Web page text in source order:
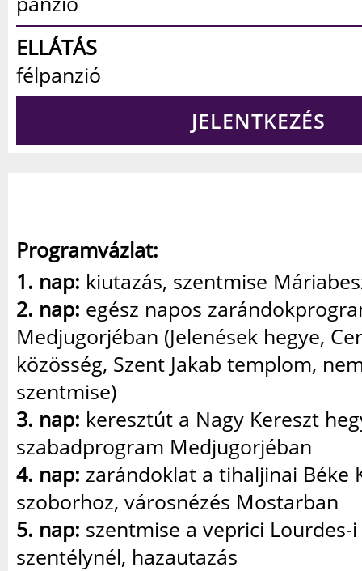
ELLÁTÁS
félpanzió
JELENTKEZÉS
Programvázlat:
1. nap: kiutazás, szentmise
2. nap: egész napos
Medjugorjéban (Jelenések hegye,
közösség, Szent Jakab templom,
szentmise)
3. nap: keresztút a Nagy Kereszt
szabadprogram Medjugorjéban
4. nap: zarándoklat a tihaljinai Béke
szoborhoz, városnézés Mostarban
5. nap: szentmise a veprici Lourdes-
szentélynél, hazautazás